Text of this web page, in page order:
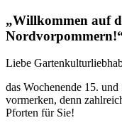
„Willkommen auf
Liebe
das Wochenende 15.
vormerken, denn
Pforten für Sie!